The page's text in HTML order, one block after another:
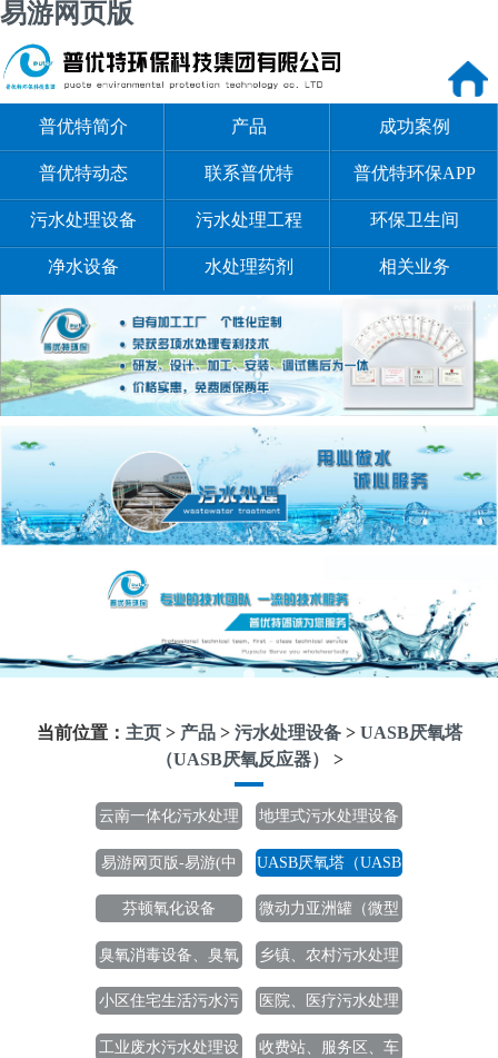
易游网页版
普优特简介 产品 成功案例
普优特动态 联系普优特 普优特环保APP
污水处理设备 污水处理工程 环保卫生间
净水设备 水处理药剂 相关业务
当前位置： 主页> 产品> 污水处理设备> UASB厌氧塔
（UASB厌氧反应器）
>
云南一体化污水处理
地埋式污水处理设备
易游网页版-易游(中
UASB厌氧塔（UASB
芬顿氧化设备
微动力亚洲罐（微型
臭氧消毒设备、臭氧
乡镇、农村污水处理
小区住宅生活污水污
医院、医疗污水处理
工业废水污水处理设
收费站、服务区、车